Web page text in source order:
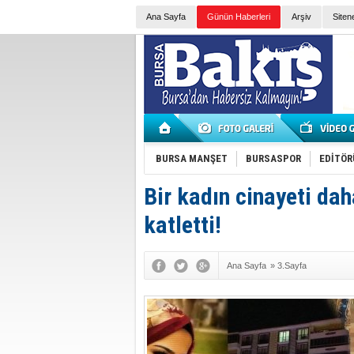
Ana Sayfa Günün Haberleri Arşiv
BURSA MANŞET BURSASPOR
Bir kadın cinayeti
katletti!
Ana Sayfa » 3.Sayfa